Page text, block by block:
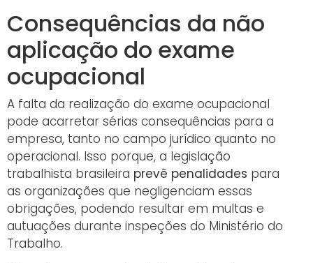
Consequências da não
aplicação do exame
ocupacional
A falta da realização do exame ocupacional
pode acarretar sérias consequências para a
empresa, tanto no campo jurídico quanto no
operacional. Isso porque, a legislação
trabalhista brasileira prevê penalidades para
as organizações que negligenciam essas
obrigações, podendo resultar em multas e
autuações durante inspeções do Ministério do
Trabalho.